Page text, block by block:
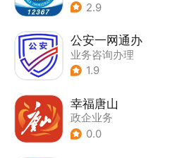
2.9
公安一网通办
业务咨询办理
| 政企业务
1.9
幸福唐山
政企业务
0.0